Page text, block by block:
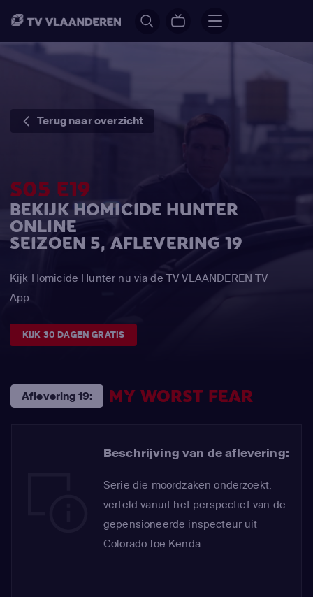
Terug naar overzicht
S05 E19
BEKIJK HOMICIDE HUNTER
ONLINE
SEIZOEN 5, AFLEVERING 19
Kijk Homicide Hunter nu via de TV VLAANDEREN TV
App
KIJK 30 DAGEN GRATIS
Aflevering 19: MY WORST FEAR
Beschrijving van de aflevering:
Serie die moordzaken onderzoekt,
verteld vanuit het perspectief van de
gepensioneerde inspecteur uit
Colorado Joe Kenda.